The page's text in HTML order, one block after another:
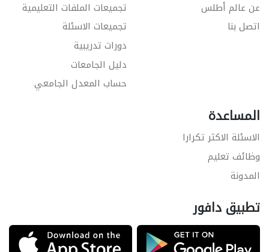
عن عالم أطلس
اتصل بنا
تجميعات الملفات التعليمية
تجميعات الاسئلة
دورات تدريبية
دليل الجامعات
حساب المعدل الجامعي
المساعدة
الاسئلة الاكثر تكرارا
وظائف تعليم
المدونة
تطبيق دافور